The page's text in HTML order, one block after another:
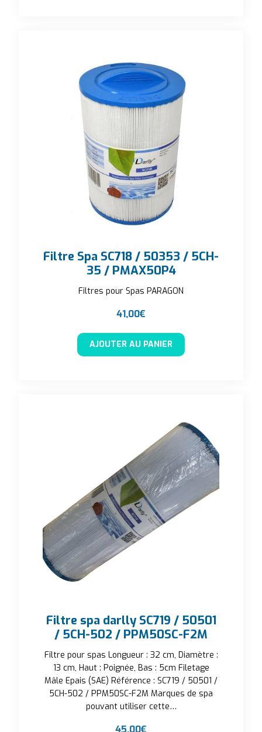
Filtre Spa SC718 / 50353 / 5CH-
35 / PMAX50P4
Filtres pour Spas PARAGON
41,00€
AJOUTER AU PANIER
Filtre spa darlly SC719 / 50501
/ 5CH-502 / PPM50SC-F2M
Filtre pour spas Longueur : 32 cm, Diamètre :
13 cm, Haut : Poignée, Bas : 5cm Filetage
Mâle Epais (SAE) Référence : SC719 / 50501 /
5CH-502 / PPM50SC-F2M Marques de spa
pouvant utiliser cette…
45,00€